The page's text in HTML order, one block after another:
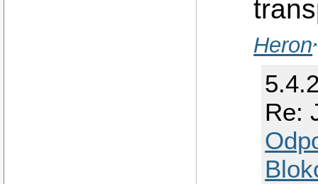
Heron
Re: